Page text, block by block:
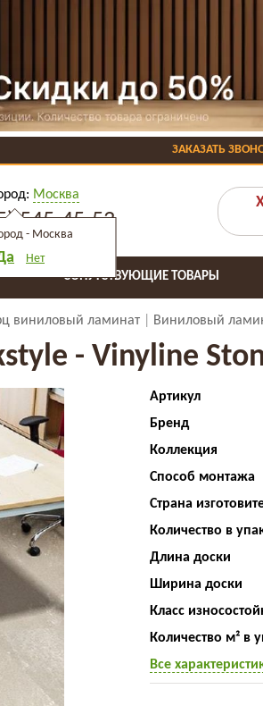
ЗАКАЗАТЬ
Москва
- Москва
Нет
545-45-53
СОПУТСТВУЮЩИЕ ТОВАРЫ
виниловый ламинат Виниловый
- Vinyline
Артикул
Бренд
Коллекция
Способ монтажа
Страна
Количество в
Длина доски
Ширина доски
Класс
Количество м² в
Все